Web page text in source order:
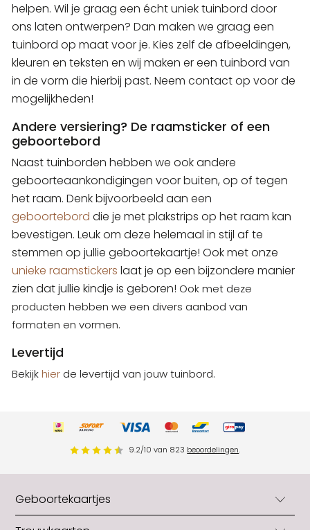
helpen. Wil je graag een écht uniek tuinbord door
ons laten ontwerpen? Dan maken we graag een
tuinbord op maat voor je. Kies zelf de afbeeldingen,
kleuren en teksten en wij maken er een tuinbord van
in de vorm die hierbij past. Neem contact op voor de
mogelijkheden!
Andere versiering? De raamsticker of een
geboortebord
Naast tuinborden hebben we ook andere
geboorteaankondigingen voor buiten, op of tegen
het raam. Denk bijvoorbeeld aan een
geboortebord die je met plakstrips op het raam kan
bevestigen. Leuk om deze helemaal in stijl af te
stemmen op jullie geboortekaartje! Ook met onze
unieke raamstickers laat je op een bijzondere manier
zien dat jullie kindje is geboren! Ook met deze
producten hebben we een divers aanbod van
formaten en vormen.
Levertijd
Bekijkhier de levertijd van jouw tuinbord.
9.2/10 van 823 beoordelingen.
Geboortekaartjes